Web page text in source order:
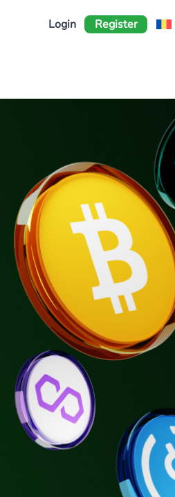
Login Register